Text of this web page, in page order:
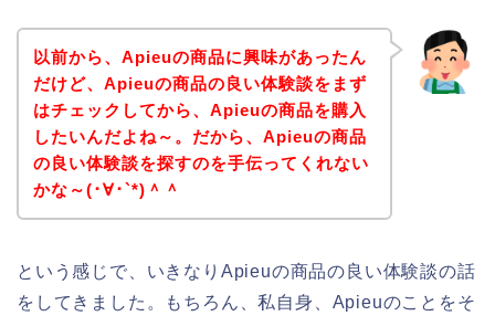
以前から、Apieuの商品に興味があったん
だけど、Apieuの商品の良い体験談をまず
はチェックしてから、Apieuの商品を購入
したいんだよね～。だから、Apieuの商品
の良い体験談を探すのを手伝ってくれない
かな～(･∀･`*)＾＾
という感じで、いきなりApieuの商品の良い体験談の話
をしてきました。もちろん、私自身、Apieuのことをそ